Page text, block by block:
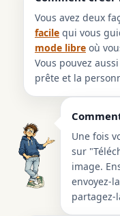
Vous avez deux
facile qui vous
mode libre où
Vous pouvez
prête et la
Une fois
sur
image.
envoyez-
partagez-